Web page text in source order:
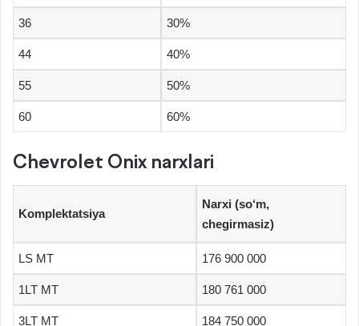
36 30%
44 40%
55 50%
60 60%
Chevrolet Onix narxlari
Komplektatsiya
Narxi (so‘m,
chegirmasiz)
LS MT 176 900 000
1LT MT 180 761 000
3LT MT 184 750 000